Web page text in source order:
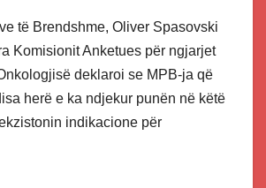
të Brendshme, Oliver Spasovski
Komisionit Anketues për ngjarjet
deklaroi se MPB-ja që
herë e ka ndjekur punën në këtë
indikacione për